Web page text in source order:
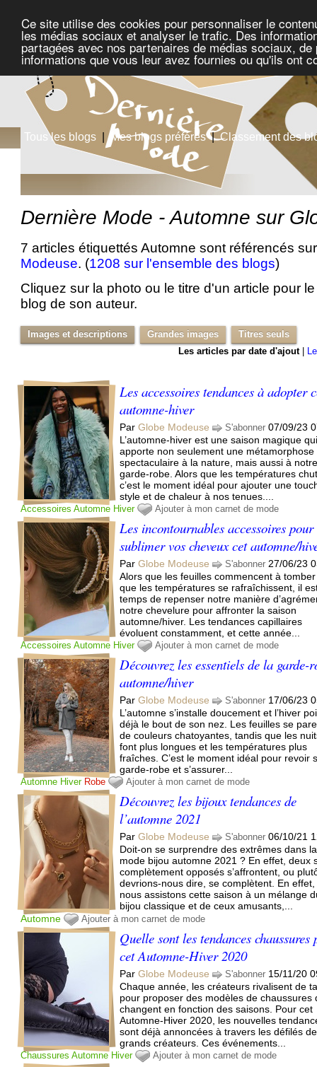
Ce site utilise des cookies pour personnaliser le
les médias sociaux et analyser le trafic. Des
partagées avec nos partenaires de médias sociaux,
informations que vous leur avez fournies ou qu'ils ont
Tous les blogs | Mes blogs préférés|Classement des
Dernière Mode - Automne sur
7 articles étiquettés Automne sont référencés
Modeuse. (1208 sur l'ensemble des blogs)
Cliquez sur la photo ou le titre d'un article pour
blog de son auteur.
Images et descriptions Grandes images
Titres seuls
Les articles par date d'ajout|
Les accessoires tendances à adopter
automne-hiver
ParGlobe Modeuse S'abonner 07/09/23
L’automne-hiver est une saison magique
apporte non seulement une métamorphose
spectaculaire à la nature, mais aussi à
garde-robe. Alors que les températures
c’est le moment idéal pour ajouter une
style et de chaleur à nos tenues....
Accessoires Automne Hiver Ajouter à mon carnet de mode
Les incontournables accessoires pour
sublimer vos cheveux cet automne/
ParGlobe Modeuse S'abonner 27/06/23
Alors que les feuilles commencent à
que les températures se rafraîchissent, il
temps de repenser notre manière
notre chevelure pour affronter la saison
automne/hiver. Les tendances capillaires
évoluent constamment, et cette année...
Accessoires Automne Hiver Ajouter à mon carnet de mode
Découvrez les essentiels de la garde-
automne/hiver
ParGlobe Modeuse S'abonner 17/06/23
L’automne s’installe doucement et l’hiver
déjà le bout de son nez. Les feuilles se
de couleurs chatoyantes, tandis que les
font plus longues et les températures plus
fraîches. C’est le moment idéal pour revoir
garde-robe et s’assurer...
Automne Hiver Robe Ajouter à mon carnet de mode
Découvrez les bijoux tendances de
l’automne 2021
ParGlobe Modeuse S'abonner 06/10/21
Doit-on se surprendre des extrêmes dans la
mode bijou automne 2021 ? En effet, deux
complètement opposés s’affrontent, ou
devrions-nous dire, se complètent. En effet,
nous assistons cette saison à un mélange
bijou classique et de ceux amusants,...
Automne
Ajouter à mon carnet de mode
Quelle sont les tendances chaussures
cet Automne-Hiver 2020
ParGlobe Modeuse S'abonner 15/11/20
Chaque année, les créateurs rivalisent de
pour proposer des modèles de chaussures
changent en fonction des saisons. Pour cet
Automne-Hiver 2020, les nouvelles
sont déjà annoncées à travers les défilés
grands créateurs. Ces événements...
Chaussures Automne Hiver Ajouter à mon carnet de mode